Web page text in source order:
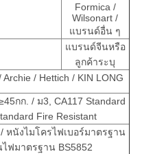
Formica /
Wilsonart /
แบรนด์อื่น ๆ
แบรนด์จีนหรือ
ลูกค้าระบุ
/ Hettich / KIN LONG
กก. / ม3, CA117 Standard
Fire Resistant
หนังไมโครไฟเบอร์มาตรฐาน
ฟมาตรฐาน BS5852